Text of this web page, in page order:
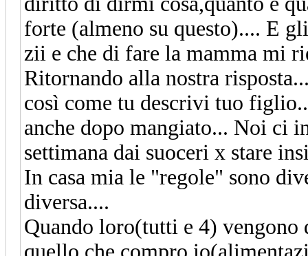
forte (almeno su questo).... E
zii e che di fare la mamma mi
Ritornando alla nostra
così come tu descrivi tuo
anche dopo mangiato... Noi ci
settimana dai suoceri x stare
In casa mia le "regole" sono
diversa....
Quando loro(tutti e 4) vengono